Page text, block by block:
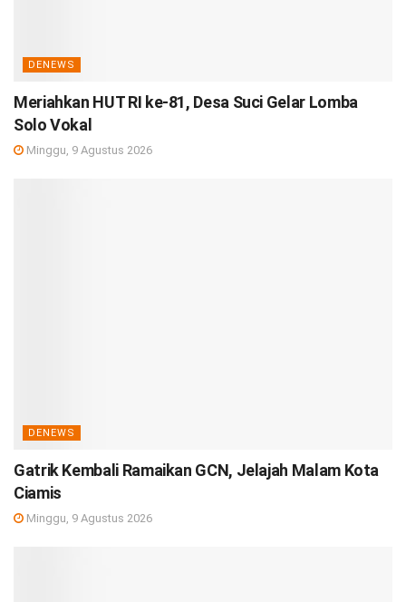
DENEWS
Meriahkan HUT RI ke-81, Desa Suci Gelar Lomba
Solo Vokal
Minggu, 9 Agustus 2026
DENEWS
Gatrik Kembali Ramaikan GCN, Jelajah Malam Kota
Ciamis
Minggu, 9 Agustus 2026